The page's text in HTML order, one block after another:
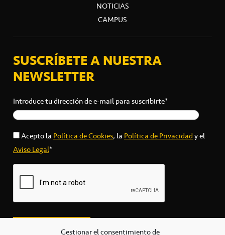
Gestionar el consentimiento de
NOTICIAS
CAMPUS
SUSCRÍBETE A NUESTRA
NEWSLETTER
Introduce tu dirección de e-mail para suscribirte*
Acepto laPolítica de Cookies, laPolítica de Privacidady el
Aviso Legal*